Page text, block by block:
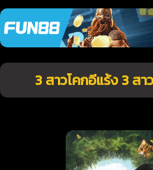
3 สาวโคกอีแร้ง 3 สา